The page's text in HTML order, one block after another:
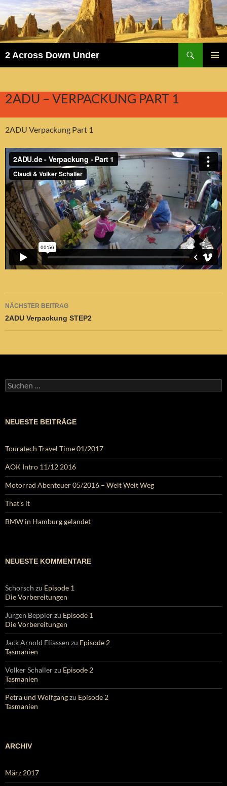
2 Across Down Under
2ADU – VERPACKUNG PART 1
2ADU Verpackung Part 1
Beitragsnavigation
NÄCHSTER BEITRAG
2ADU Verpackung STEP2
Suchen
nach:
NEUESTE BEITRÄGE
Touratech Travel Time 01/2017
AOK Intro 11/12 2016
Motorrad Abenteuer 05/2016 – Welt Weit Weg
That’s it
BMW in Hamburg gelandet
NEUESTE KOMMENTARE
Schorsch zu Episode 1
Die Vorbereitungen
Jürgen Bepplerzu Episode 1
Die Vorbereitungen
Jack Arnold Eliassen zu Episode 2
Tasmanien
Volker Schallerzu Episode 2
Tasmanien
Petra und Wolfgangzu Episode 2
Tasmanien
ARCHIV
März 2017